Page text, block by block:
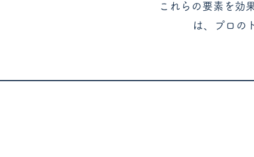
これらの要素を効
は、プロの